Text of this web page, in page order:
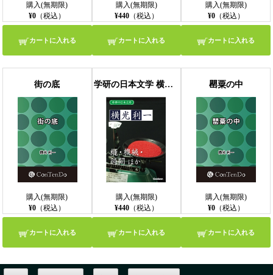
購入(無期限)
¥0 （税込）
カートに入れる
購入(無期限)
¥440（税込）
カートに入れる
購入(無期限)
¥0（税込）
カートに入れる
街の底
購入(無期限)
¥0 （税込）
カートに入れる
学研の日本文学 横光利一 蠅 ナポレオンと田虫 機械 時間
購入(無期限)
¥440（税込）
カートに入れる
罌粟の中
購入(無期限)
¥0（税込）
カートに入れる